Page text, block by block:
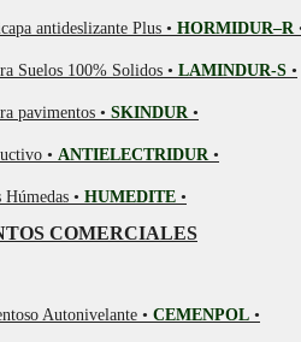
antideslizante Plus • HORMIDUR–R
Suelos 100% Solidos • LAMINDUR-S •
pavimentos • SKINDUR •
• ANTIELECTRIDUR •
Húmedas • HUMEDITE •
COMERCIALES
Autonivelante • CEMENPOL •